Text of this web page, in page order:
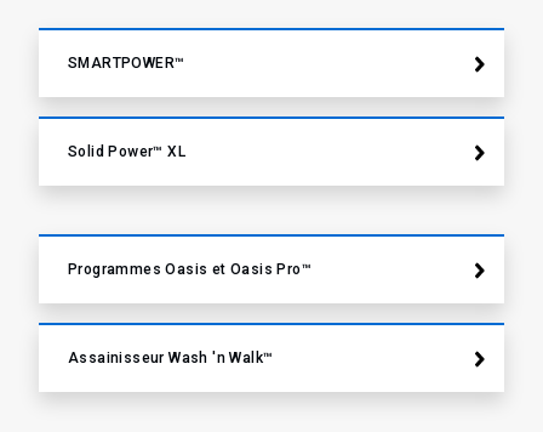
SMARTPOWER™
Solid Power™ XL
Programmes Oasis et Oasis Pro™
Assainisseur​​​​ Wash 'n Walk™